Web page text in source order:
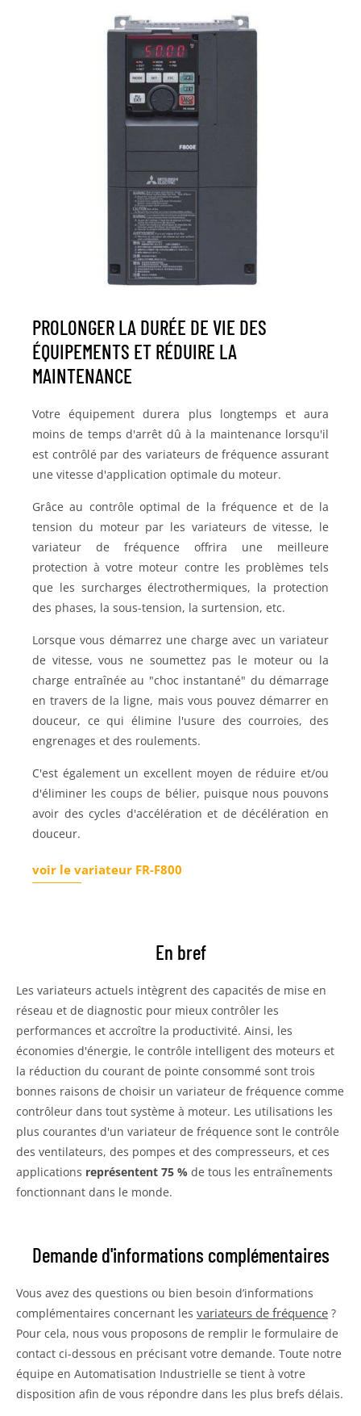
PROLONGER LA DURÉE DE VIE DES
ÉQUIPEMENTS ET RÉDUIRE LA
MAINTENANCE
Votre équipement durera plus longtemps et aura
moins de temps d'arrêt dû à la maintenance lorsqu'il
est contrôlé par des variateurs de fréquence assurant
une vitesse d'application optimale du moteur.
Grâce au contrôle optimal de la fréquence et de la
tension du moteur par les variateurs de vitesse, le
variateur de fréquence offrira une meilleure
protection à votre moteur contre les problèmes tels
que les surcharges électrothermiques, la protection
des phases, la sous-tension, la surtension, etc.
Lorsque vous démarrez une charge avec un variateur
de vitesse, vous ne soumettez pas le moteur ou la
charge entraînée au "choc instantané" du démarrage
en travers de la ligne, mais vous pouvez démarrer en
douceur, ce qui élimine l'usure des courroies, des
engrenages et des roulements.
C'est également un excellent moyen de réduire et/ou
d'éliminer les coups de bélier, puisque nous pouvons
avoir des cycles d'accélération et de décélération en
douceur.
voir le variateur FR-F800
En bref
Les variateurs actuels intègrent des capacités de mise en
réseau et de diagnostic pour mieux contrôler les
performances et accroître la productivité. Ainsi, les
économies d'énergie, le contrôle intelligent des moteurs et
la réduction du courant de pointe consommé sont trois
bonnes raisons de choisir un variateur de fréquence comme
contrôleur dans tout système à moteur. Les utilisations les
plus courantes d'un variateur de fréquence sont le contrôle
des ventilateurs, des pompes et des compresseurs, et ces
applications représentent 75 % de tous les entraînements
fonctionnant dans le monde.
Demande d'informations complémentaires
Vous avez des questions ou bien besoin d’informations
complémentaires concernant les variateurs de fréquence ?
Pour cela, nous vous proposons de remplir le formulaire de
contact ci-dessous en précisant votre demande. Toute notre
équipe en Automatisation Industrielle se tient à votre
disposition afin de vous répondre dans les plus brefs délais.